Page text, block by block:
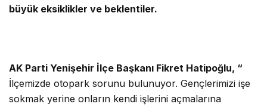
büyük eksiklikler ve beklentiler.
AK Parti Yenişehir İlçe Başkanı Fikret Hatipoğlu, “
İlçemizde otopark sorunu bulunuyor. Gençlerimizi işe
sokmak yerine onların kendi işlerini açmalarına